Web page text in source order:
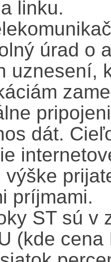
linku.
úrad o
uznesení,
dát.
výške
príjmami.
ST sú v
(kde